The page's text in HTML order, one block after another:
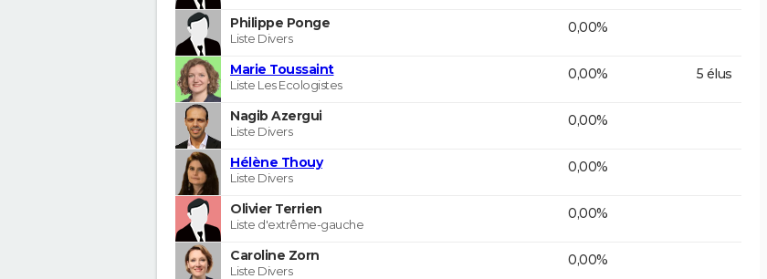
Philippe Ponge
Liste Divers
0,00%
Marie Toussaint
Liste Les Ecologistes
0,00% 5 élus
Nagib Azergui
Liste Divers
0,00%
Hélène Thouy
Liste Divers
0,00%
Olivier Terrien
Liste d'extrême-gauche
0,00%
Caroline Zorn
Liste Divers
0,00%